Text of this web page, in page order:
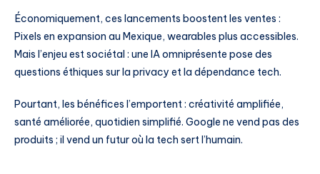
Économiquement, ces lancements boostent les ventes :
Pixels en expansion au Mexique, wearables plus accessibles.
Mais l’enjeu est sociétal : une IA omniprésente pose des
questions éthiques sur la privacy et la dépendance tech.
Pourtant, les bénéfices l’emportent : créativité amplifiée,
santé améliorée, quotidien simplifié. Google ne vend pas des
produits ; il vend un futur où la tech sert l’humain.